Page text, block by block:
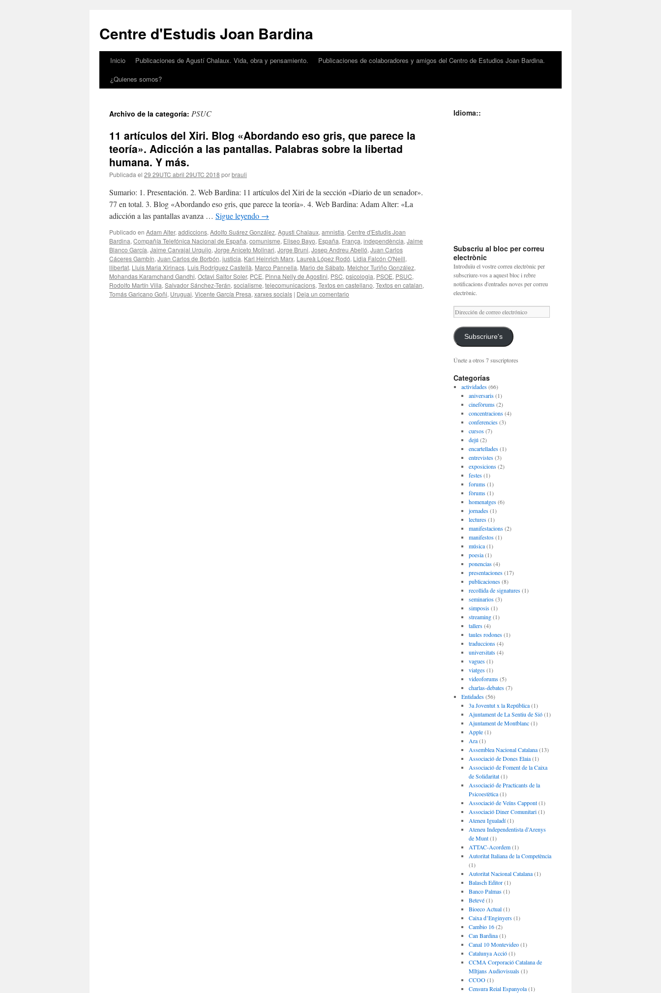
contenido
Centre d'Estudis Joan Bardina
Inicio Publicaciones de Agustí Chalaux. Vida, obra y pensamiento.
Publicaciones de colaboradores y amigos del Centro de Estudios Joan Bardina.
¿Quienes somos?
Archivo de la categoría: PSUC
11 artículos del Xiri. Blog «Abordando eso gris, que parece la
teoría». Adicción a las pantallas. Palabras sobre la libertad
humana. Y más.
Publicada el 29 29UTC abril 29UTC 2018 porbrauli
Sumario: 1. Presentación. 2. Web Bardina: 11 artículos del Xiri de la sección «Diario de un senador».
77 en total. 3. Blog «Abordando eso gris, que parece la teoría». 4. Web Bardina: Adam Alter: «La
adicción a las pantallas avanza … Sigue leyendo →
Publicado en Adam Alter, addiccions, Adolfo Suárez González, Agusti Chalaux, amnistia, Centre d'Estudis Joan
Bardina, Compañía Telefónica Nacional de España, comunisme, Eliseo Bayo, España, França, independència, Jaime
Blanco García, Jaime Carvajal Urquijo, Jorge Aniceto Molinari, Jorge Bruni, Josep Andreu Abelló, Juan Carlos
Cáceres Gambín, Juan Carlos de Borbón, justicia, Karl Heinrich Marx, Laureà López Rodó, Lidia Falcón O'Neill,
llibertat, Lluis Maria Xirinacs, Luis Rodríguez Castellà, Marco Pannella, Mario de Sábato, Melchor Turiño González,
Mohandas Karamchand Gandhi, Octavi Saltor Soler, PCE, Pinna Nelly de Agostini, PSC, psicologia, PSOE, PSUC,
Rodolfo Martín Villa, Salvador Sánchez-Terán, socialisme, telecomunicacions, Textos en castellano, Textos en catalan,
Tomás Garicano Goñi, Uruguai, Vicente García Presa, xarxes socials | Deja un comentario
Idioma::
Subscriu al bloc per correu
electrònic
Introduïu el vostre correu electrònic per
subscriure-vos a aquest bloc i rebre
notificacions d'entrades noves per correu
electrònic.
Dirección
de
correo
electrónico
Subscriure's
Únete a otros 7 suscriptores
Categorías
actividades(66)
aniversaris(1)
cinefòrums(2)
concentracions(4)
conferencies(3)
cursos(7)
dejú (2)
encartellades(1)
entrevistes(3)
exposicions(2)
festes(1)
forums(1)
fòrums(1)
homenatges(6)
jornades(1)
lectures(1)
manifestacions(2)
manifestos(1)
música(1)
poesia(1)
ponencias(4)
presentaciones(17)
publicaciones(8)
recollida de signatures(1)
seminarios(3)
simposis(1)
streaming(1)
tallers(4)
taules rodones(1)
traduccions(4)
universitats(4)
vagues(1)
viatges(1)
videoforums(5)
charlas-debates(7)
Entidades(56)
3a Joventut x la República(1)
Ajuntament de La Sentiu de Sió(1)
Ajuntament de Montblanc(1)
Apple(1)
Ara(1)
Assemblea Nacional Catalana(13)
Associació de Dones Elaia(1)
Associació de Foment de la Caixa
de Solidaritat(1)
Associació de Practicants de la
Psicoestètica(1)
Associació de Veïns Cappont(1)
Associació Diner Comunitari(1)
Ateneu Igualadí(1)
Ateneu Independentista d’Arenys
de Munt(1)
ATTAC-Acordem(1)
Autoritat Italiana de la Competència
(1)
Autoritat Nacional Catalana(1)
Balasch Editor(1)
Banco Palmas(1)
Betevé(1)
Bioeco Actual(1)
Caixa d’Enginyers(1)
Cambio 16(2)
Can Bardina(1)
Canal 10 Montevideo(1)
Catalunya Acció(1)
CCMA Corporació Catalana de
MItjans Audiovisuals(1)
CCOO(1)
Censura Reial Espanyola(1)